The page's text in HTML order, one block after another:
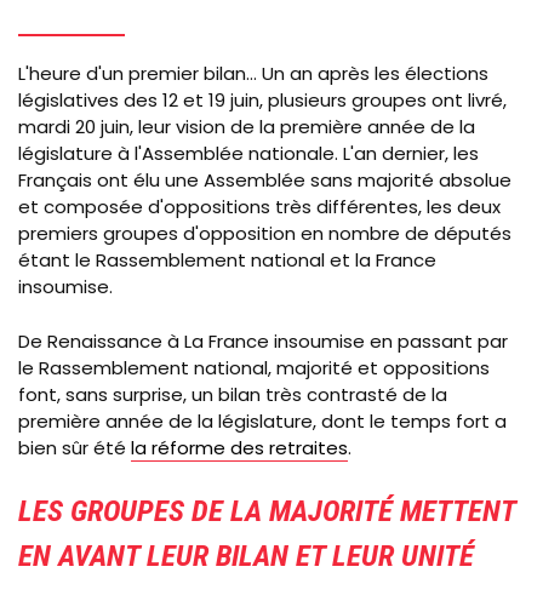
L'heure d'un premier bilan... Un an après les élections
législatives des 12 et 19 juin,plusieurs groupes ont livré,
mardi 20 juin, leur vision de la première année de la
législature à l'Assemblée nationale. L'an dernier, les
Français ont élu une Assemblée sans majorité absolue
et composée d'oppositions très différentes, les deux
premiers groupes d'opposition en nombre de députés
étant le Rassemblement national et la France
insoumise.
De Renaissance à La France insoumise en passant par
le Rassemblement national, majorité et oppositions
font, sans surprise, un bilan très contrasté de la
première année de la législature, dont le temps fort a
bien sûr été la réforme des retraites.
LES GROUPES DE LA MAJORITÉ METTENT
EN AVANT LEUR BILAN ET LEUR UNITÉ